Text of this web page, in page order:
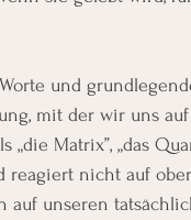
und
mit der wir uns auf
Matrix”, „das
reagiert nicht auf
auf unseren